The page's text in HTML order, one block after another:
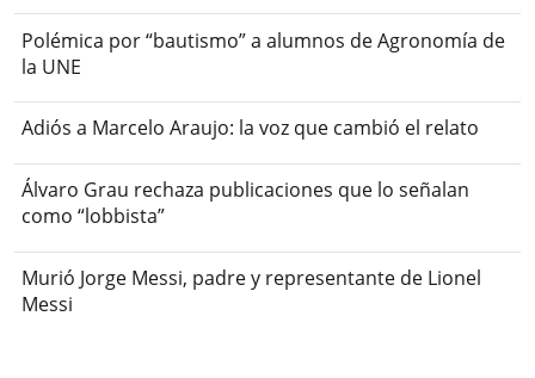
Polémica por “bautismo” a alumnos de Agronomía de
la UNE
Adiós a Marcelo Araujo: la voz que cambió el relato
Álvaro Grau rechaza publicaciones que lo señalan
como “lobbista”
Murió Jorge Messi, padre y representante de Lionel
Messi